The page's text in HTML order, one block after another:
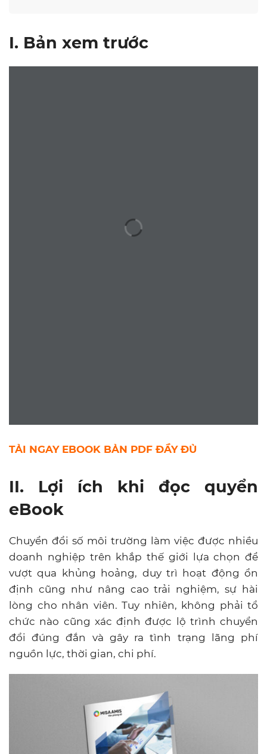
I. Bản xem trước
TẢI NGAY EBOOK BẢN PDF ĐẦY ĐỦ
II. Lợi ích khi đọc quyển
eBook
Chuyển đổi số môi trường làm việc được nhiều
doanh nghiệp trên khắp thế giới lựa chọn để
vượt qua khủng hoảng, duy trì hoạt động ổn
định cũng như nâng cao trải nghiệm, sự hài
lòng cho nhân viên. Tuy nhiên, không phải tổ
chức nào cũng xác định được lộ trình chuyển
đổi đúng đắn và gây ra tình trạng lãng phí
nguồn lực, thời gian, chi phí.